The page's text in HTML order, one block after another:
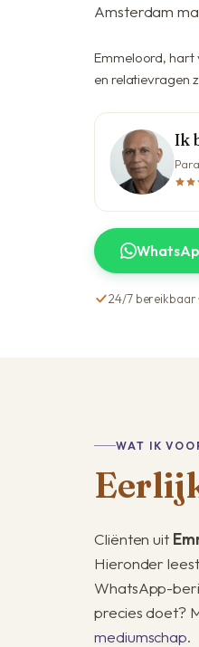
Amsterdam
Emmeloord, hart
en relatievragen
Ik
24/7 bereikbaar
WAT IK
Cliënten uit
Hieronder
WhatsApp-
precies doet?
mediumschap.